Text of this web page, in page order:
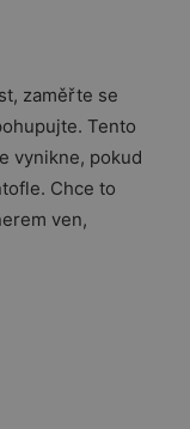
zaměřte se
Tento
vynikne, pokud
Chce to
ven,